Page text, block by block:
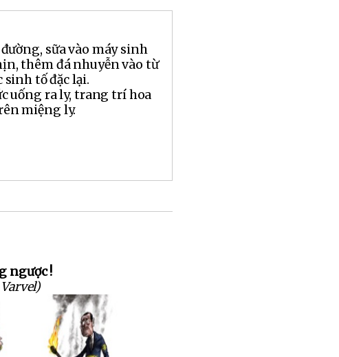
đường, sữa vào máy sinh
thêm đá nhuyễn vào từ
sinh tố đặc lại.
uống ra ly, trang trí hoa
miệng ly.
ngược !